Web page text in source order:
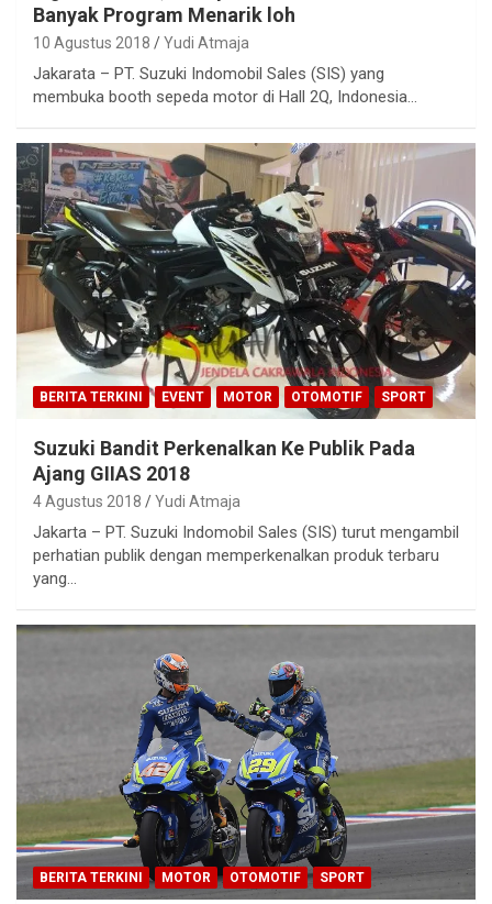
Banyak Program Menarik loh
10 Agustus 2018 Yudi Atmaja
Jakarata – PT. Suzuki Indomobil Sales (SIS) yang
membuka booth sepeda motor di Hall 2Q, Indonesia…
BERITA TERKINI EVENT MOTOR OTOMOTIF SPORT
Suzuki Bandit Perkenalkan Ke Publik Pada
Ajang GIIAS 2018
4 Agustus 2018 Yudi Atmaja
Jakarta – PT. Suzuki Indomobil Sales (SIS) turut mengambil
perhatian publik dengan memperkenalkan produk terbaru
yang…
BERITA TERKINI MOTOR OTOMOTIF SPORT